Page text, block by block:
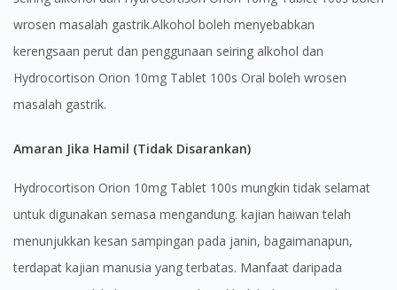
wrosen masalah gastrik.Alkohol boleh menyebabkan
kerengsaan perut dan penggunaan seiring alkohol dan
Hydrocortison Orion 10mg Tablet 100s Oral boleh wrosen
masalah gastrik.
Amaran Jika Hamil (Tidak Disarankan)
Hydrocortison Orion 10mg Tablet 100s mungkin tidak selamat
untuk digunakan semasa mengandung. kajian haiwan telah
menunjukkan kesan sampingan pada janin, bagaimanapun,
terdapat kajian manusia yang terbatas. Manfaat daripada